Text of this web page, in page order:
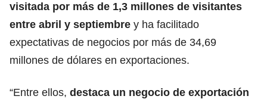
visitada por más de 1,3 millones de visitantes
entre abril y septiembre y ha facilitado
expectativas de negocios por más de 34,69
millones de dólares en exportaciones.
“Entre ellos, destaca un negocio de exportación